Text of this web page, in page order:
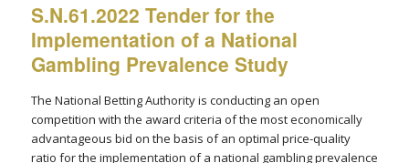
S.N.61.2022 Tender for the
Implementation of a National
Gambling Prevalence Study
The National Betting Authority is conducting an open
competition with the award criteria of the most economically
advantageous bid on the basis of an optimal price-quality
ratio for the implementation of a national gambling prevalence